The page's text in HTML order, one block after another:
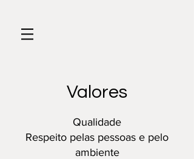
Valores
Qualidade
Respeito pelas pessoas e pelo
ambiente